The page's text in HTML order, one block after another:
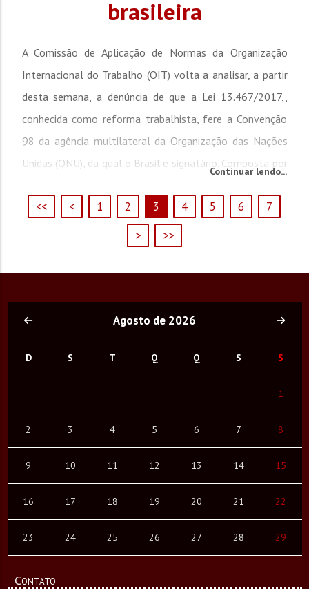
brasileira
A Comissão de Aplicação de Normas da Organização
Internacional do Trabalho (OIT) volta a analisar, a partir
desta semana, a denúncia de que a Lei 13.467/2017,,
conhecida como reforma trabalhista, fere a Convenção
98 da agência multilateral da Organização das Nações
Unidas (ONU), da qual o Brasil é signatário. Composta por
Continuar lendo...
<< < 1 2 3 4 5 6
7
>
>>
Agosto de 2026
D S T Q Q S S
1
2 3 4 5 6 7 8
9 10 11 12 13 14 15
16 17 18 19 20 21 22
23 24 25 26 27 28 29
Contato